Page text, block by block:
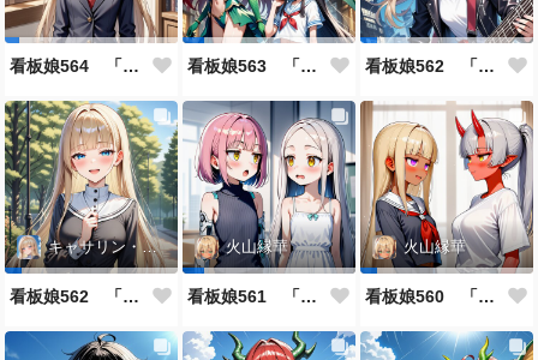
看板娘564 「ジェルマ・レスポストン・八百のよもやま話」 看板娘563 「騒ぎの終わり」 看板娘562 「八木沼千絵のよもやま話」
キャサリン・アストリー
看板娘562 「キャサリン・アストリーのよもやま話」
火山縁華
看板娘561 「火山一族」
火山縁華
看板娘560 「緋山一族」